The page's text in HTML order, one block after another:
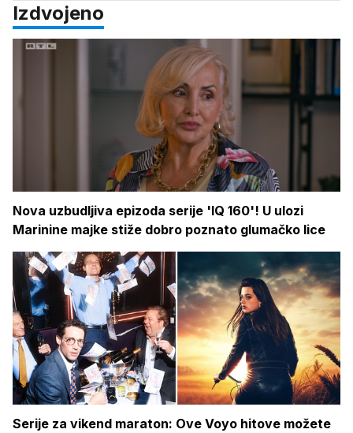
Izdvojeno
Nova uzbudljiva epizoda serije 'IQ 160'! U ulozi
Marinine majke stiže dobro poznato glumačko lice
Serije za vikend maraton: Ove Voyo hitove možete